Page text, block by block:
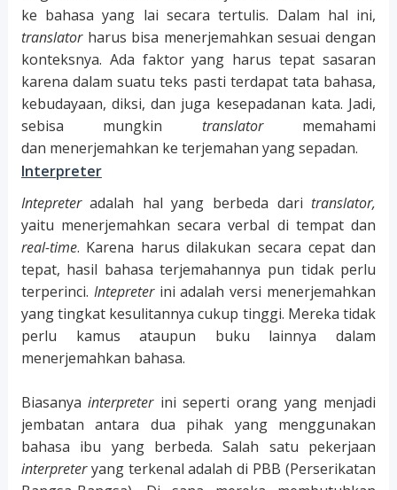
ke bahasa yang lai secara tertulis. Dalam hal ini,
translatorharus bisa menerjemahkan sesuai dengan
konteksnya. Ada faktor yang harus tepat sasaran
karena dalam suatu teks pasti terdapat tata bahasa,
kebudayaan, diksi, dan juga kesepadanan kata. Jadi,
sebisa mungkin translator memahami
dan menerjemahkan ke terjemahan yang sepadan.
Interpreter
Intepreteradalah hal yang berbeda dari translator,
yaitu menerjemahkan secara verbal di tempat dan
real-time. Karena harus dilakukan secara cepat dan
tepat, hasil bahasa terjemahannya pun tidak perlu
terperinci. Intepreterini adalah versi menerjemahkan
yang tingkat kesulitannya cukup tinggi. Mereka tidak
perlu kamus ataupun buku lainnya dalam
menerjemahkan bahasa.
Biasanyainterpreterini seperti orang yang menjadi
jembatan antara dua pihak yang menggunakan
bahasa ibu yang berbeda. Salah satu pekerjaan
interpreteryang terkenal adalah di PBB (Perserikatan